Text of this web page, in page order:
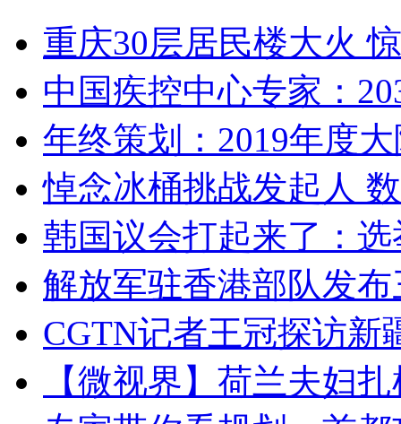
重庆30层居民楼大火
中国疾控中心专家：
年终策划：2019年度
悼念冰桶挑战发起人
韩国议会打起来了：
解放军驻香港部队发
CGTN记者王冠探访新
【微视界】荷兰夫妇